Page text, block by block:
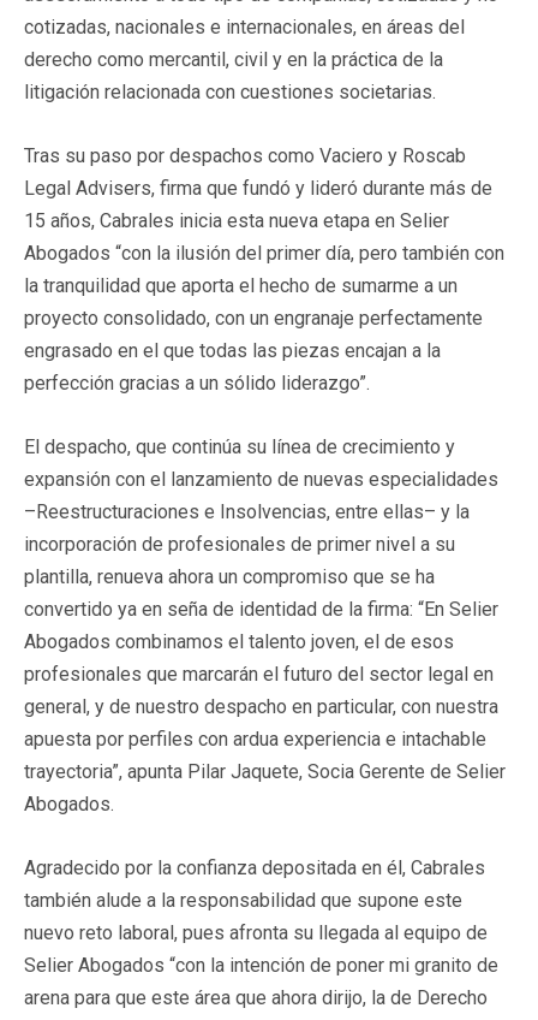
cotizadas, nacionales e internacionales, en áreas del
derecho como mercantil, civil y en la práctica de la
litigación relacionada con cuestiones societarias.
Tras su paso por despachos como Vaciero y Roscab
Legal Advisers, firma que fundó y lideró durante más de
15 años, Cabrales inicia esta nueva etapa en Selier
Abogados “con la ilusión del primer día, pero también con
la tranquilidad que aporta el hecho de sumarme a un
proyecto consolidado, con un engranaje perfectamente
engrasado en el que todas las piezas encajan a la
perfección gracias a un sólido liderazgo”.
El despacho, que continúa su línea de crecimiento y
expansión con el lanzamiento de nuevas especialidades
–Reestructuraciones e Insolvencias, entre ellas– y la
incorporación de profesionales de primer nivel a su
plantilla, renueva ahora un compromiso que se ha
convertido ya en seña de identidad de la firma: “En Selier
Abogados combinamos el talento joven, el de esos
profesionales que marcarán el futuro del sector legal en
general, y de nuestro despacho en particular, con nuestra
apuesta por perfiles con ardua experiencia e intachable
trayectoria”, apunta Pilar Jaquete, Socia Gerente de Selier
Abogados.
Agradecido por la confianza depositada en él, Cabrales
también alude a la responsabilidad que supone este
nuevo reto laboral, pues afronta su llegada al equipo de
Selier Abogados “con la intención de poner mi granito de
arena para que este área que ahora dirijo, la de Derecho